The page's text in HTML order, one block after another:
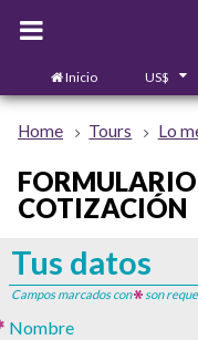
Inicio US$
Home Tours Lo
COTIZACIÓN
Tus datos
Campos marcados con son
Nombre